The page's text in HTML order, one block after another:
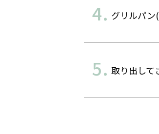
グリルパン
取り出して